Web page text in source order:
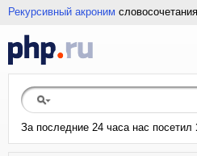
Рекурсивный акроним словосочетания
За последние 24 часа нас посетил